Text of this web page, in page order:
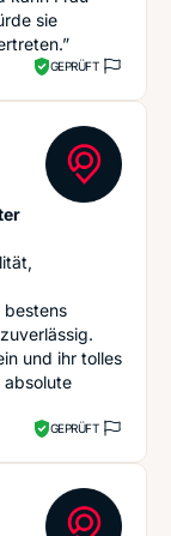
sie
GEPRÜFT
bestens
und ihr tolles
GEPRÜFT